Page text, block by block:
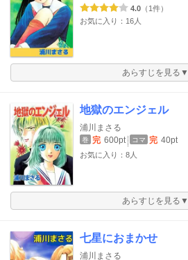
4.0 （1件）
お気に入り：16人
あらすじを見る▼
地獄のエンジェル
浦川まさる
巻 完 600pt コマ 完 40pt
お気に入り：8人
あらすじを見る▼
七星におまかせ
浦川まさる